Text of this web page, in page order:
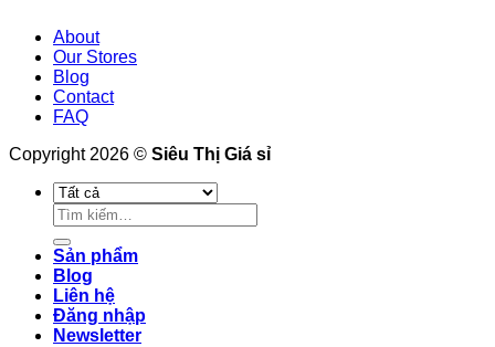
About
Our Stores
Blog
Contact
FAQ
Copyright 2026 © Siêu Thị Giá sỉ
Tìm
kiếm:
Sản phẩm
Blog
Liên hệ
Đăng nhập
Newsletter